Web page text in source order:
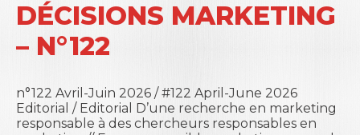
DÉCISIONS MARKETING
– N°122
n°122 Avril-Juin 2026 / #122 April-June 2026
Editorial / Editorial D’une recherche en marketing
responsable à des chercheurs responsables en